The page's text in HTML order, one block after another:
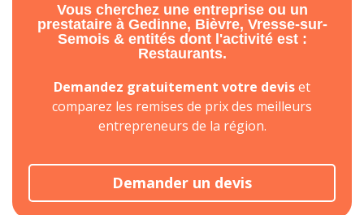
Vous cherchez une entreprise ou un
prestataire à Gedinne, Bièvre, Vresse-sur-
Semois & entités dont l'activité est :
Restaurants.
Demandez gratuitement votre deviset
comparez les remises de prix des meilleurs
entrepreneurs de la région.
Demander un devis